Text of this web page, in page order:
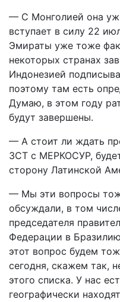
— С Монголией она
вступает в силу 22
Эмираты уже тоже
некоторых странах
Индонезией
поэтому там есть
Думаю, в этом году
будут завершены.
— А стоит ли ждать
ЗСТ с МЕРКОСУР,
сторону Латинской
— Мы эти вопросы
обсуждали, в том
председателя
Федерации в
этот вопрос будем
сегодня, скажем так,
этого списка. У нас
географически